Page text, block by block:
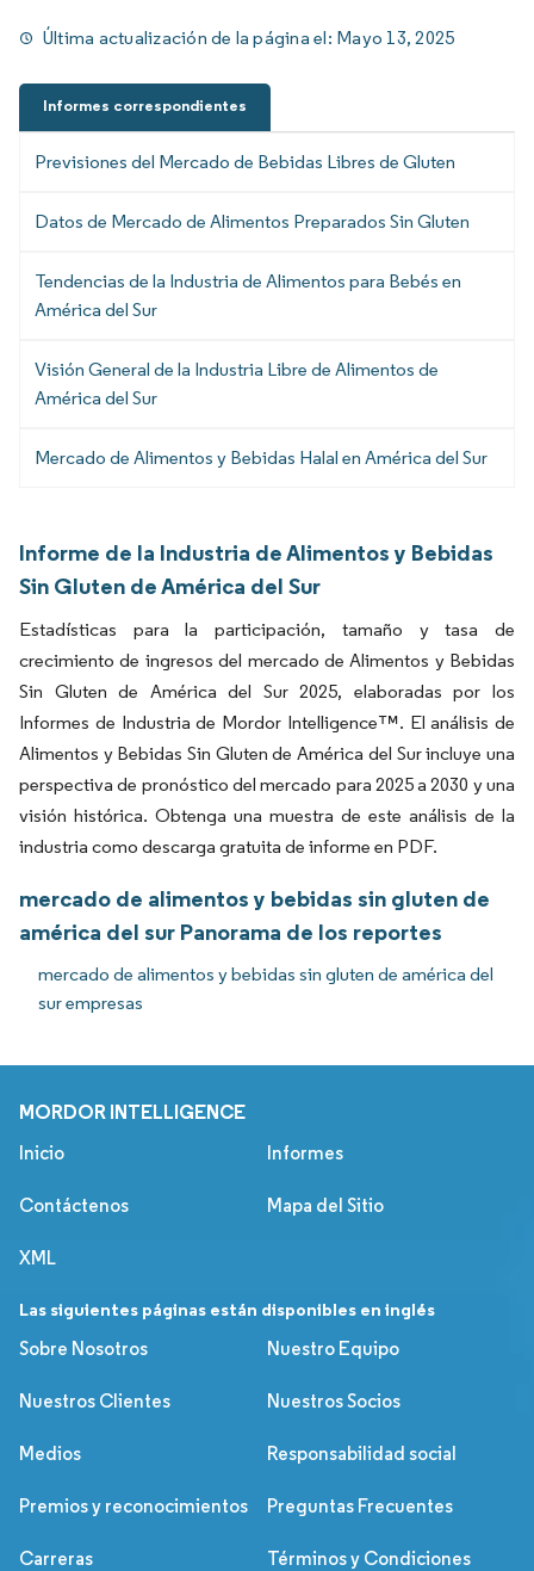
Última actualización de la página el: Mayo 13, 2025
Informes correspondientes
Previsiones del Mercado de Bebidas Libres de Gluten
Datos de Mercado de Alimentos Preparados Sin Gluten
Tendencias de la Industria de Alimentos para Bebés en
América del Sur
Visión General de la Industria Libre de Alimentos de
América del Sur
Mercado de Alimentos y Bebidas Halal en América del Sur
Informe de la Industria de Alimentos y Bebidas
Sin Gluten de América del Sur
Estadísticas para la participación, tamaño y tasa de
crecimiento de ingresos del mercado de Alimentos y Bebidas
Sin Gluten de América del Sur 2025, elaboradas por los
Informes de Industria de Mordor Intelligence™. El análisis de
Alimentos y Bebidas Sin Gluten de América del Sur incluye una
perspectiva de pronóstico del mercado para 2025 a 2030 y una
visión histórica. Obtenga una muestra de este análisis de la
industria como descarga gratuita de informe en PDF.
mercado de alimentos y bebidas sin gluten de
américa del sur Panorama de los reportes
mercado de alimentos y bebidas sin gluten de américa del
sur empresas
MORDOR INTELLIGENCE
Inicio Informes
Contáctenos Mapa del Sitio
XML
Las siguientes páginas están disponibles en inglés
Sobre Nosotros
Nuestro Equipo
Nuestros Clientes Nuestros Socios
Medios Responsabilidad social
Premios y reconocimientos Preguntas Frecuentes
Carreras Términos y Condiciones